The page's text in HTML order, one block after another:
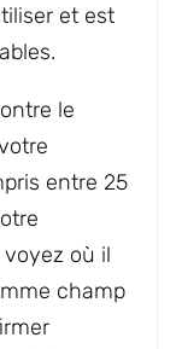
et est
le
entre 25
où il
champ